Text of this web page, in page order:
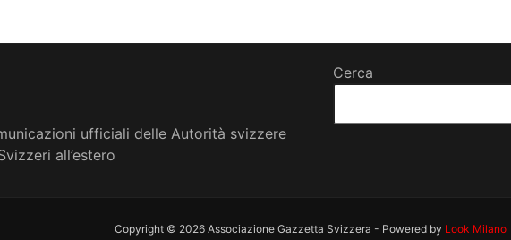
ufficiali delle Autorità svizzere
all’estero
Cerca
Copyright © 2026 Associazione Gazzetta Svizzera - Powered by Look Milano